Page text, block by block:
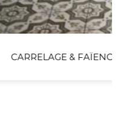
& FAÏENCE